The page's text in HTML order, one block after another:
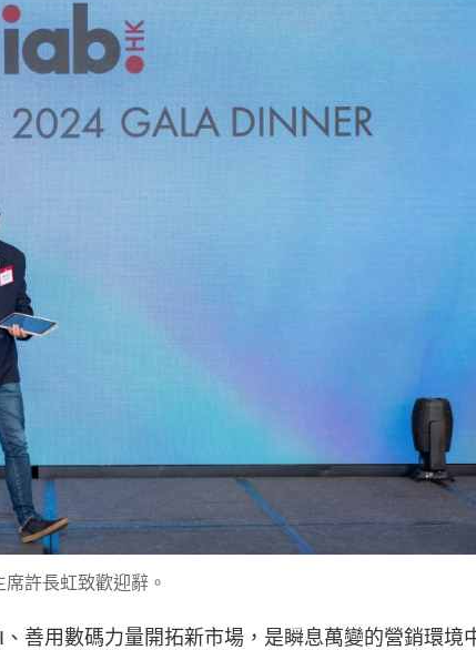
席許長虹致歡迎辭。
善用數碼力量開拓新市場，是瞬息萬變的營銷環境